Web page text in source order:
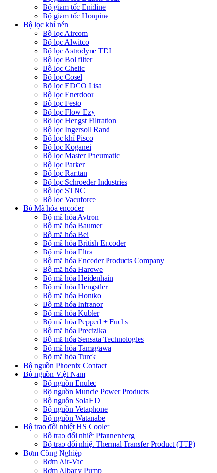
Bộ giảm tốc Enidine
Bộ giảm tốc Honpine
Bộ lọc khí nén
Bộ lọc Aircom
Bộ lọc Alwitco
Bộ lọc Astrodyne TDI
Bộ lọc Bollfilter
Bộ lọc Chelic
Bộ lọc Cosel
Bộ lọc EDCO Lisa
Bộ lọc Enerdoor
Bộ lọc Festo
Bộ lọc Flow Ezy
Bộ lọc Hengst Filtration
Bộ lọc Ingersoll Rand
Bộ lọc khí Pisco
Bộ lọc Koganei
Bộ lọc Master Pneumatic
Bộ lọc Parker
Bộ lọc Raritan
Bộ lọc Schroeder Industries
Bộ lọc STNC
Bộ lọc Vacuforce
Bộ Mã hóa encoder
Bộ mã hóa Avtron
Bộ mã hóa Baumer
Bộ mã hóa Bei
Bộ mã hóa British Encoder
Bộ mã hóa Eltra
Bộ mã hóa Encoder Products Company
Bộ mã hóa Harowe
Bộ mã hóa Heidenhain
Bộ mã hóa Hengstler
Bộ mã hóa Hontko
Bộ mã hóa Infranor
Bộ mã hóa Kubler
Bộ mã hóa Pepperl + Fuchs
Bộ mã hóa Precizika
Bộ mã hóa Sensata Technologies
Bộ mã hóa Tamagawa
Bộ mã hóa Turck
Bộ nguồn Phoenix Contact
Bộ nguồn Việt Nam
Bộ nguồn Enulec
Bộ nguồn Muncie Power Products
Bộ nguồn SolaHD
Bộ nguồn Vetaphone
Bộ nguồn Watanabe
Bộ trao đổi nhiệt HS Cooler
Bộ trao đổi nhiệt Pfannenberg
Bộ trao đổi nhiệt Thermal Transfer Product (TTP)
Bơm Công Nghiệp
Bơm Air-Vac
Bơm Albany Pump